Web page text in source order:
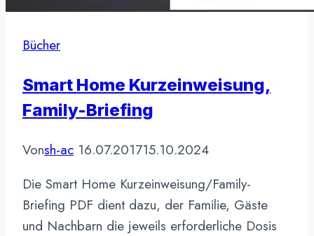
Bücher
Smart Home Kurzeinweisung,
Family-Briefing
Vonsh-ac 16.07.201715.10.2024
Die Smart Home Kurzeinweisung/Family-
Briefing PDF dient dazu, der Familie, Gäste
und Nachbarn die jeweils erforderliche Dosis